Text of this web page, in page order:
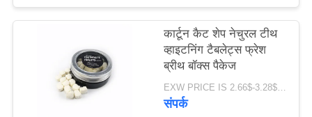
कार्टून कैट शेप नेचुरल टीथ
व्हाइटनिंग टैबलेट्स फ्रेश
ब्रीथ बॉक्स पैकेज
EXW PRICE IS 2.66$-3.28$/BOTTLE MOQ:60 पीसी * 100 बॉक्स
संपर्क